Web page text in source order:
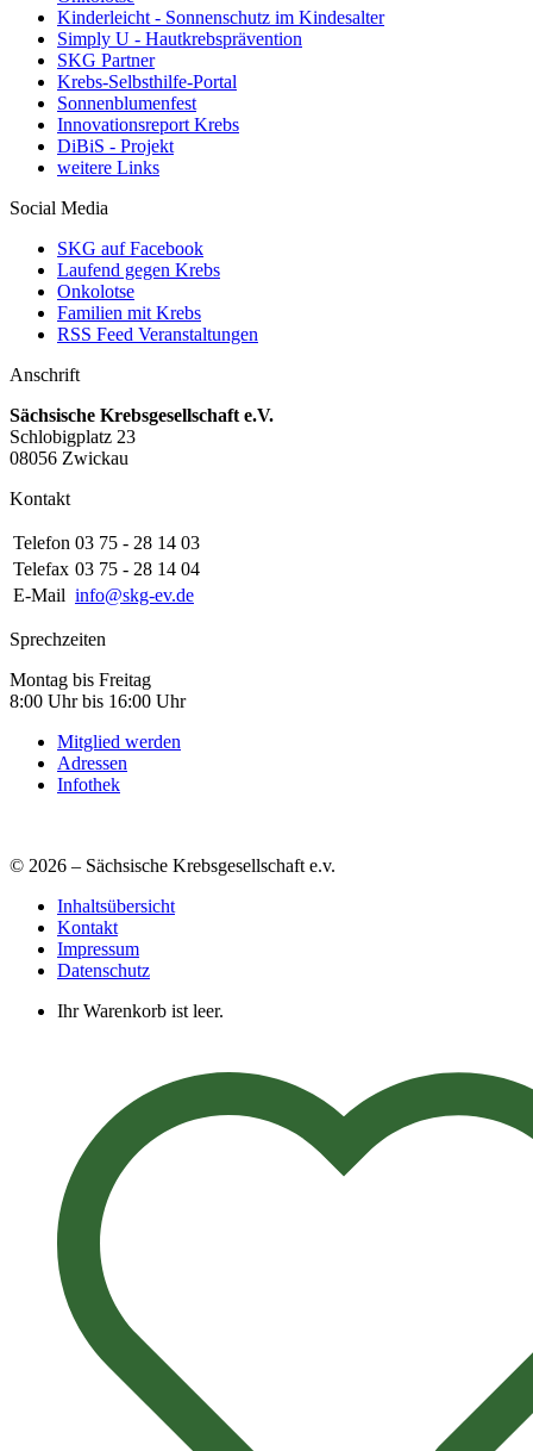
Kinderleicht - Sonnenschutz im Kindesalter
Simply U - Hautkrebsprävention
SKG Partner
Krebs-Selbsthilfe-Portal
Sonnenblumenfest
Innovationsreport Krebs
DiBiS - Projekt
weitere Links
Social Media
SKG auf Facebook
Laufend gegen Krebs
Onkolotse
Familien mit Krebs
RSS Feed Veranstaltungen
Anschrift
Sächsische Krebsgesellschaft e.V.
Schlobigplatz 23
08056 Zwickau
Kontakt
Telefon 03 75 - 28 14 03
Telefax 03 75 - 28 14 04
E-Mail info@skg-ev.de
Sprechzeiten
Montag bis Freitag
8:00 Uhr bis 16:00 Uhr
Mitglied werden
Adressen
Infothek
© 2026 – Sächsische Krebsgesellschaft e.v.
Inhaltsübersicht
Kontakt
Impressum
Datenschutz
Ihr Warenkorb ist leer.